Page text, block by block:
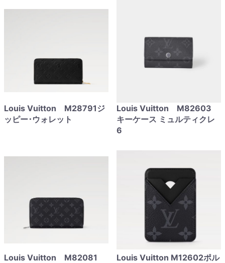
Louis Vuitton M28791ジ
ッピー･ウォレット
Louis Vuitton M82603
キーケース ミュルティクレ
6
Louis Vuitton M82081
Louis Vuitton M12602ポル